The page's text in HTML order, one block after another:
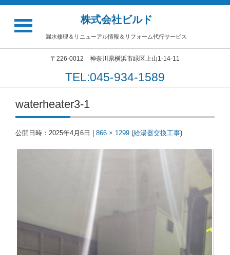
株式会社ビルド
漏水修理＆リニューアル情報＆リフォーム代行サービス
〒226-0012 神奈川県横浜市緑区上山1-14-11
TEL:045-934-1589
waterheater3-1
公開日時： 2025年4月6日 866 × 1299 (給湯器交換工事)